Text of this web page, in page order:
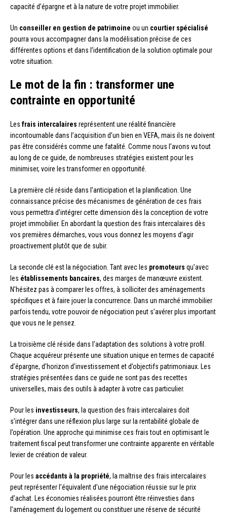
capacité d’épargne et à la nature de votre projet immobilier.
Un conseiller en gestion de patrimoine ou un courtier spécialisé
pourra vous accompagner dans la modélisation précise de ces
différentes options et dans l’identification de la solution optimale pour
votre situation.
Le mot de la fin : transformer une
contrainte en opportunité
Les frais intercalaires représentent une réalité financière
incontournable dans l’acquisition d’un bien en VEFA, mais ils ne doivent
pas être considérés comme une fatalité. Comme nous l’avons vu tout
au long de ce guide, de nombreuses stratégies existent pour les
minimiser, voire les transformer en opportunité.
La première clé réside dans l’anticipation et la planification. Une
connaissance précise des mécanismes de génération de ces frais
vous permettra d’intégrer cette dimension dès la conception de votre
projet immobilier. En abordant la question des frais intercalaires dès
vos premières démarches, vous vous donnez les moyens d’agir
proactivement plutôt que de subir.
La seconde clé est la négociation. Tant avec les promoteurs qu’avec
les établissements bancaires, des marges de manœuvre existent.
N’hésitez pas à comparer les offres, à solliciter des aménagements
spécifiques et à faire jouer la concurrence. Dans un marché immobilier
parfois tendu, votre pouvoir de négociation peut s’avérer plus important
que vous ne le pensez.
La troisième clé réside dans l’adaptation des solutions à votre profil.
Chaque acquéreur présente une situation unique en termes de capacité
d’épargne, d’horizon d’investissement et d’objectifs patrimoniaux. Les
stratégies présentées dans ce guide ne sont pas des recettes
universelles, mais des outils à adapter à votre cas particulier.
Pour les investisseurs, la question des frais intercalaires doit
s’intégrer dans une réflexion plus large sur la rentabilité globale de
l’opération. Une approche qui minimise ces frais tout en optimisant le
traitement fiscal peut transformer une contrainte apparente en véritable
levier de création de valeur.
Pour les accédants à la propriété, la maîtrise des frais intercalaires
peut représenter l’équivalent d’une négociation réussie sur le prix
d’achat. Les économies réalisées pourront être réinvesties dans
l’aménagement du logement ou constituer une réserve de sécurité